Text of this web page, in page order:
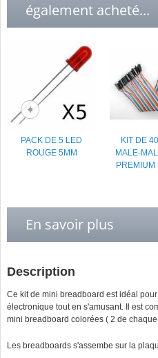
également acheté...
PACK DE 5 LED
ROUGE 5MM
KIT DE
MALE-
PREMIUM
En savoir plus
Description
Ce kit de mini breadboard est idéal
électronique tout en s'amusant. Il est
mini breadboard colorées ( 2 de
Les breadboards s'assembe sur la